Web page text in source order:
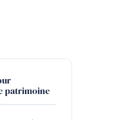
patrimoine